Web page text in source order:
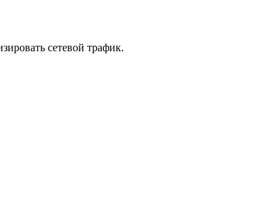
сетевой трафик.